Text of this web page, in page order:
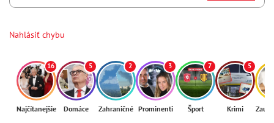
Nahlásiť chybu
16
Najčítanejšie
5
Domáce
2
Zahraničné
3
Prominenti
7
Šport
5
Krimi